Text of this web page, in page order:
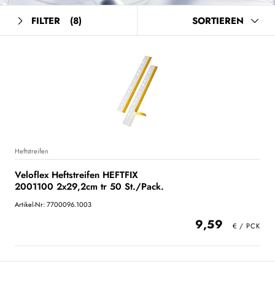
FILTER (8) SORTIEREN
Heftstreifen
Veloflex Heftstreifen HEFTFIX
2001100 2x29,2cm tr 50 St./Pack.
Artikel-Nr: 7700096.1003
9,59